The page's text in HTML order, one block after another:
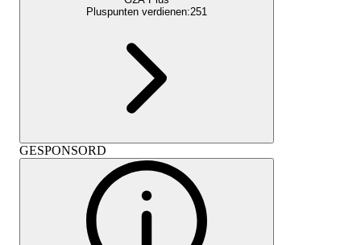
Pluspunten verdienen:251
GESPONSORD